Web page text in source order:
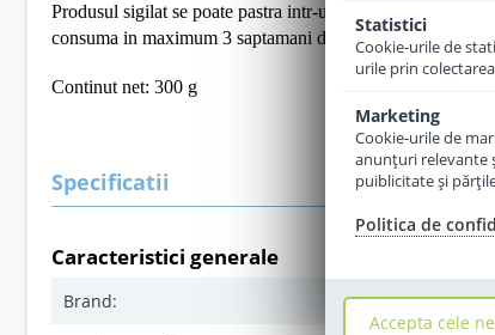
Produsul sigilat se poate pastra intr-un loc uscat, la
consuma in maximum 3 saptamani de la deschidere. Va
Continut net: 300 g
Specificatii
Caracteristici generale
Brand: Hipp
Statistici
Cookie-urile de
urile prin
Marketing
Cookie-urile de
anunţuri relevante
puiblicitate şi
Politica de
Accepta cele